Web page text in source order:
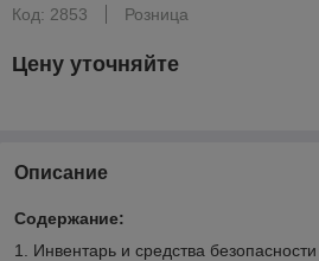
Код: 2853
Розница
Цену уточняйте
Описание
Содержание:
1. Инвентарь и средства